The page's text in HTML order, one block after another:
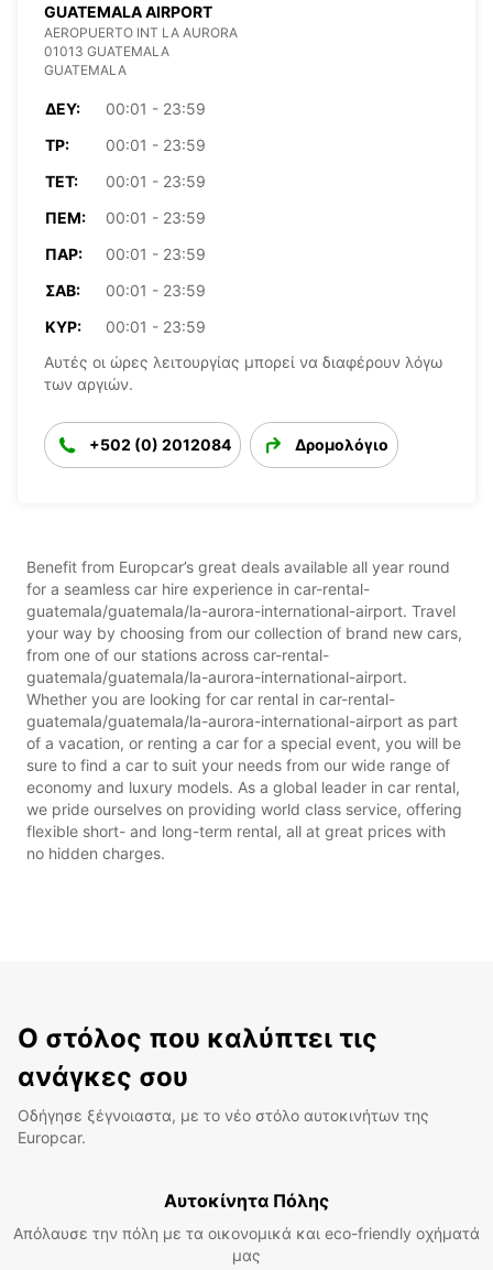
GUATEMALA AIRPORT
AEROPUERTO INT LA AURORA
01013 GUATEMALA
GUATEMALA
ΔΕΥ:
00:01 - 23:59
ΤΡ:
00:01 - 23:59
ΤΕΤ:
00:01 - 23:59
ΠΈΜ:
00:01 - 23:59
ΠΑΡ:
00:01 - 23:59
ΣΆΒ:
00:01 - 23:59
ΚΥΡ:
00:01 - 23:59
Αυτές οι ώρες λειτουργίας μπορεί να διαφέρουν λόγω
των αργιών.
+502 (0) 2012084 Δρομολόγιο
Benefit from Europcar’s great deals available all year round
for a seamless car hire experience in car-rental-
guatemala/guatemala/la-aurora-international-airport. Travel
your way by choosing from our collection of brand new cars,
from one of our stations across car-rental-
guatemala/guatemala/la-aurora-international-airport.
Whether you are looking for car rental in car-rental-
guatemala/guatemala/la-aurora-international-airport as part
of a vacation, or renting a car for a special event, you will be
sure to find a car to suit your needs from our wide range of
economy and luxury models. As a global leader in car rental,
we pride ourselves on providing world class service, offering
flexible short- and long-term rental, all at great prices with
no hidden charges.
Ο στόλος που καλύπτει τις
ανάγκες σου
Οδήγησε ξέγνοιαστα, με το νέο στόλο αυτοκινήτων της
Europcar.
Αυτοκίνητα Πόλης
Απόλαυσε την πόλη με τα οικονομικά και eco-friendly οχήματά
μας